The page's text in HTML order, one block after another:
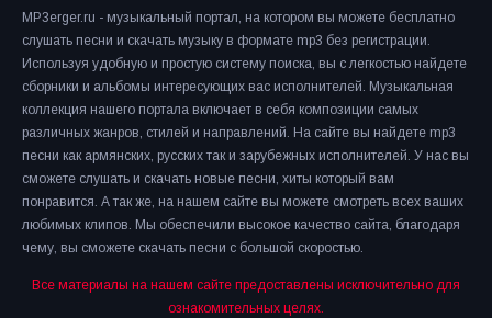
MP3erger.ru - музыкальный портал, на котором вы можете бесплатно
слушать песни и скачать музыку в формате mp3 без регистрации.
Используя удобную и простую систему поиска, вы с легкостью найдете
сборники и альбомы интересующих вас исполнителей. Музыкальная
коллекция нашего портала включает в себя композиции самых
различных жанров, стилей и направлений. На сайте вы найдете mp3
песни как армянских, русских так и зарубежных исполнителей. У нас вы
сможете слушать и скачать новые песни, хиты который вам
понравится. А так же, на нашем сайте вы можете смотреть всех ваших
любимых клипов. Мы обеспечили высокое качество сайта, благодаря
чему, вы сможете скачать песни с большой скоростью.
Все материалы на нашем сайте предоставлены исключительно для
ознакомительных целях.